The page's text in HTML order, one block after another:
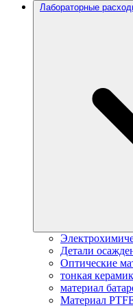
Лабораторные
Детали
Оптические
тонкая
материал
Материал